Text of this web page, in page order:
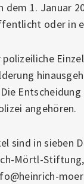
dem 1. Januar
oder in
polizeiliche
angehören.
sind in sieben
Mörtl-